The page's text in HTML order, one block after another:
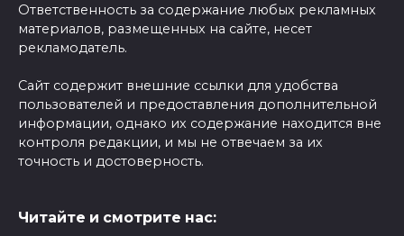
Ответственность за содержание любых рекламных
материалов, размещенных на сайте, несет
рекламодатель.
Сайт содержит внешние ссылки для удобства
пользователей и предоставления дополнительной
информации, однако их содержание находится вне
контроля редакции, и мы не отвечаем за их
точность и достоверность.
Читайте и смотрите нас: